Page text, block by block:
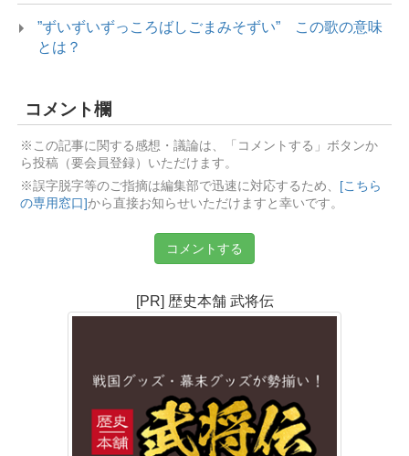
”ずいずいずっころばしごまみそずい” この歌の意味
とは？
コメント欄
※この記事に関する感想・議論は、「コメントする」ボタンか
ら投稿（要会員登録）いただけます。
※誤字脱字等のご指摘は編集部で迅速に対応するため、
[こちら
の専用窓口]から直接お知らせいただけますと幸いです。
コメントする
[PR] 歴史本舗 武将伝